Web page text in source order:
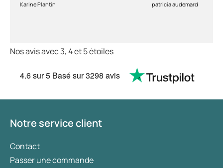
Karine Plantin patricia audemard
Nos avis avec 3, 4 et 5 étoiles
4.6sur 5 Basé sur3298 avis
Notre service client
Contact
Passer une commande